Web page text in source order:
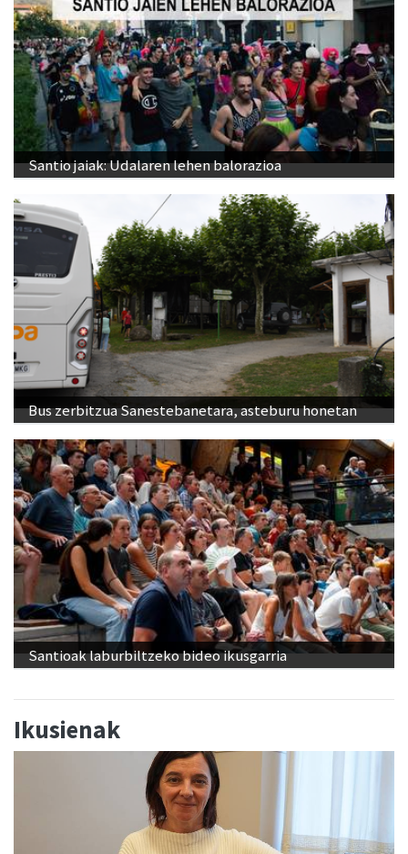
Santio jaiak: Udalaren lehen balorazioa
Bus zerbitzua Sanestebanetara, asteburu honetan
Santioak laburbiltzeko bideo ikusgarria
Ikusienak